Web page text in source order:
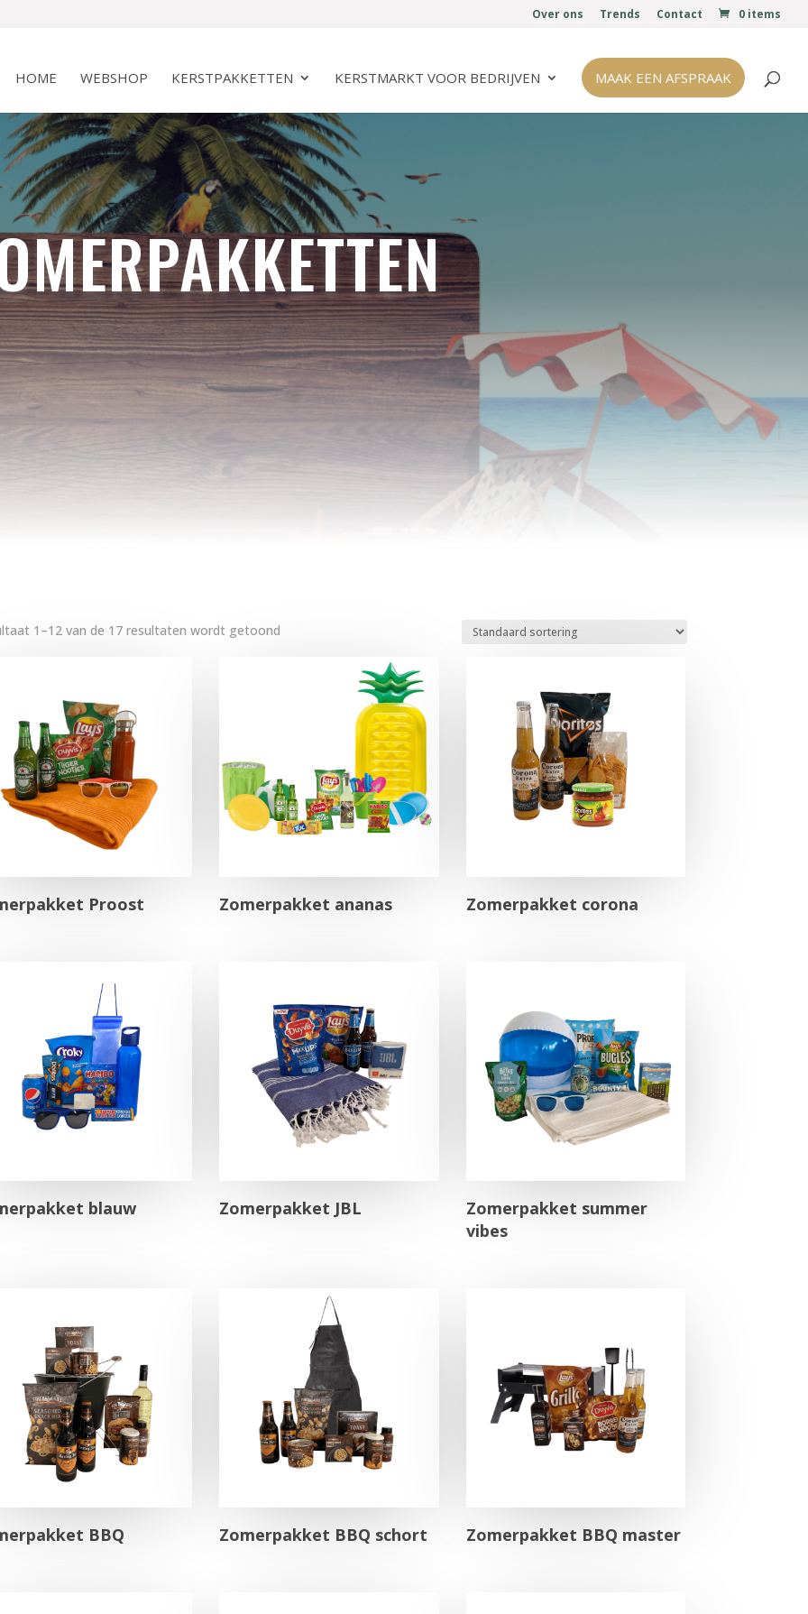
Over ons Trends Contact 0 items
HOME WEBSHOP KERSTPAKKETTEN KERSTMARKT VOOR BEDRIJVEN MAAK EEN AFSPRAAK
1–12 van de 17 resultaten wordt getoond
Proost Zomerpakket ananas Zomerpakket corona
blauw Zomerpakket JBL
Zomerpakket summer
vibes
BBQ Zomerpakket BBQ schort Zomerpakket BBQ master